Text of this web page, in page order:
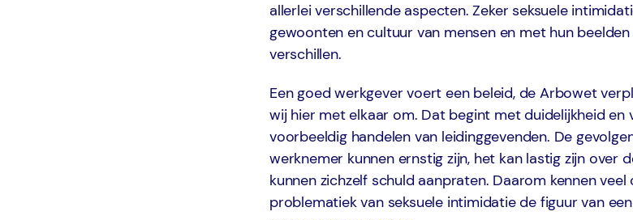
allerlei verschillende aspecten. Zeker seksuele
gewoonten en cultuur van mensen en met hun
verschillen.
Een goed werkgever voert een beleid, de Arbowet
wij hier met elkaar om. Dat begint met duidelijkheid en
voorbeeldig handelen van leidinggevenden. De
werknemer kunnen ernstig zijn, het kan lastig zijn over
kunnen zichzelf schuld aanpraten. Daarom kennen
problematiek van seksuele intimidatie de figuur van